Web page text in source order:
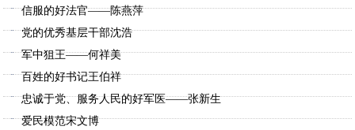
信服的好法官——陈燕萍
党的优秀基层干部沈浩
军中狙王——何祥美
百姓的好书记王伯祥
忠诚于党、服务人民的好军医——张新生
爱民模范宋文博